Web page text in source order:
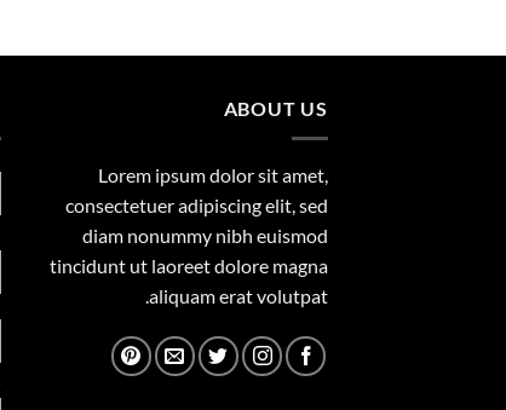
ABOUT US
Lorem ipsum dolor sit amet,
consectetuer adipiscing elit, sed
diam nonummy nibh euismod
tincidunt ut laoreet dolore magna
aliquam erat volutpat.